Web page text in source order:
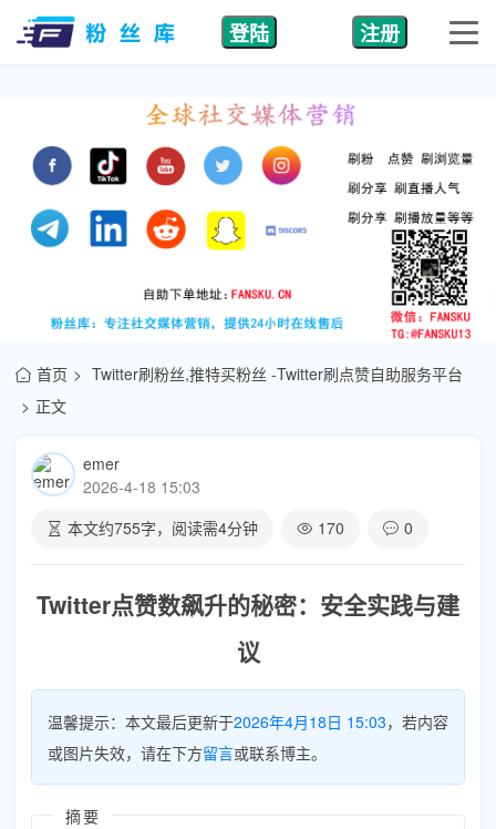
登陆 注册
首页
Twitter刷粉丝,推特买粉丝 -Twitter刷点赞自助服务平台
正文
emer
2026-4-18 15:03
本文约755字，阅读需4分钟 170 0
Twitter点赞数飙升的秘密：安全实践与建
议
温馨提示：本文最后更新于2026年4月18日 15:03，若内容
或图片失效，请在下方留言或联系博主。
摘要